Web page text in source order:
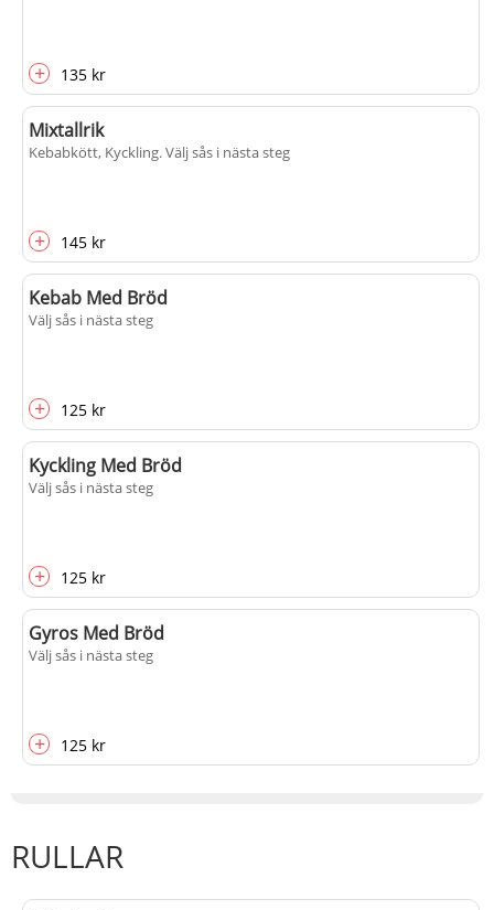
+ 135 kr
Mixtallrik
Kebabkött, Kyckling. Välj sås i nästa steg
+ 145 kr
Kebab Med Bröd
Välj sås i nästa steg
+ 125 kr
Kyckling Med Bröd
Välj sås i nästa steg
+ 125 kr
Gyros Med Bröd
Välj sås i nästa steg
+ 125 kr
RULLAR